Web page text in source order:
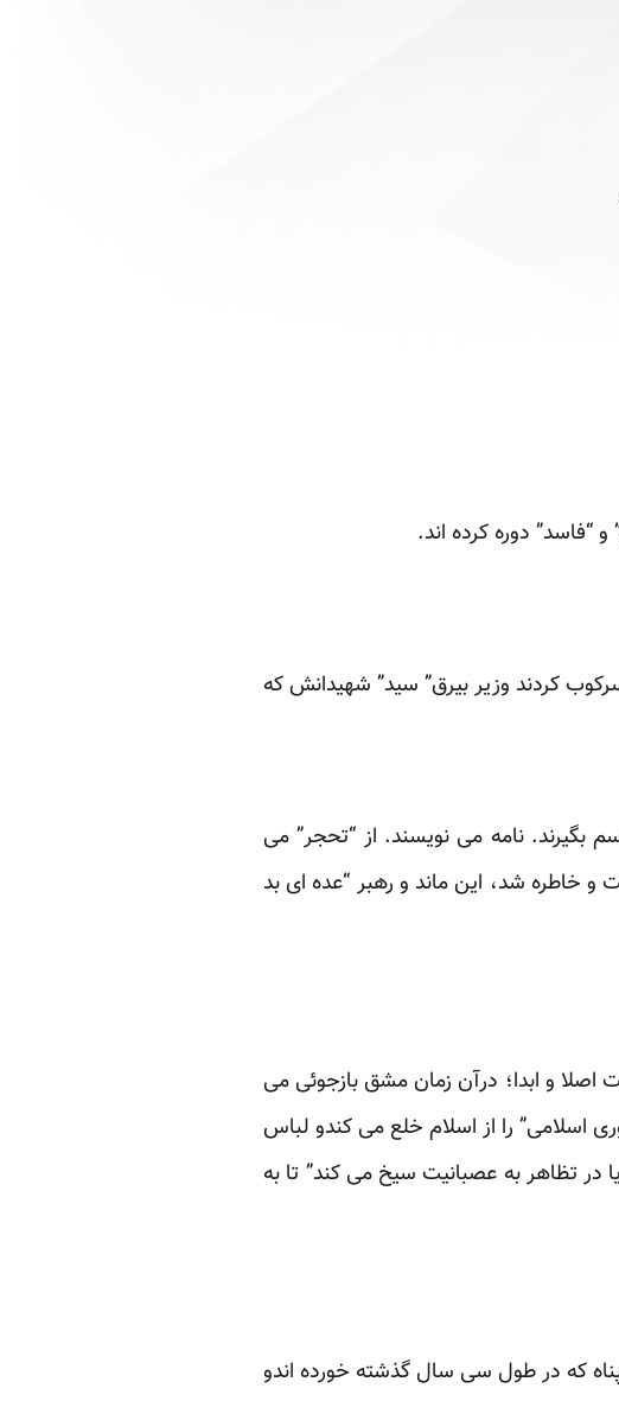
“فاسد” دوره کرده اند.
کردند وزیر بیرق” سید” شهیدانش که
بگیرند. نامه می نویسند. از “تحجر” می
خاطره شد، این ماند و رهبر “عده ای بد
و ابدا؛ درآن زمان مشق بازجوئی می
را از اسلام خلع می کندو لباس
در تظاهر به عصبانیت سیخ می کند” تا به
که در طول سی سال گذشته خورده اندو